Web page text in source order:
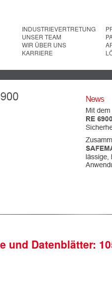
INDUSTRIEVERTRETUNG
UNSER TEAM
WIR ÜBER UNS
KARRIERE
und Datenblätter: